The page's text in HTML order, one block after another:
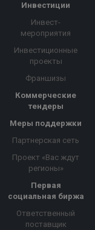
Инвестиции
Инвест-
мероприятия
Инвестиционные
проекты
Франшизы
Коммерческие
тендеры
Меры поддержки
Партнерская сеть
Проект «Вас ждут
регионы»
Первая
социальная биржа
Ответственный
поставщик